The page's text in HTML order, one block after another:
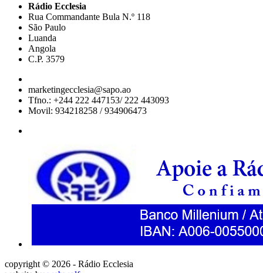
Rádio Ecclesia
Rua Commandante Bula N.º 118
São Paulo
Luanda
Angola
C.P. 3579
marketingecclesia@sapo.ao
Tfno.: +244 222 447153/ 222 443093
Movil: 934218258 / 934906473
copyright © 2026 - Rádio Ecclesia